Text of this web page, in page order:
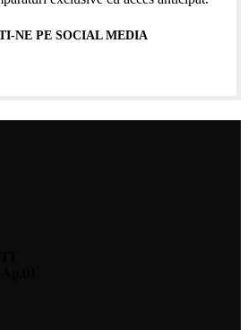
NE PE SOCIAL MEDIA